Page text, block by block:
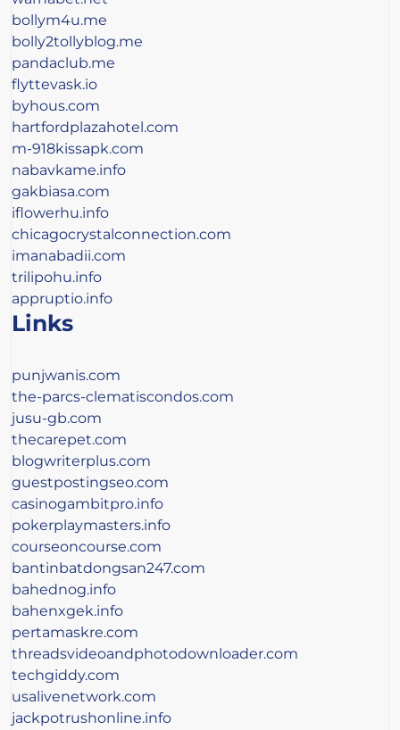
bollym4u.me
bolly2tollyblog.me
pandaclub.me
flyttevask.io
byhous.com
hartfordplazahotel.com
m-918kissapk.com
nabavkame.info
gakbiasa.com
iflowerhu.info
chicagocrystalconnection.com
imanabadii.com
trilipohu.info
appruptio.info
Links
punjwanis.com
the-parcs-clematiscondos.com
jusu-gb.com
thecarepet.com
blogwriterplus.com
guestpostingseo.com
casinogambitpro.info
pokerplaymasters.info
courseoncourse.com
bantinbatdongsan247.com
bahednog.info
bahenxgek.info
pertamaskre.com
threadsvideoandphotodownloader.com
techgiddy.com
usalivenetwork.com
jackpotrushonline.info